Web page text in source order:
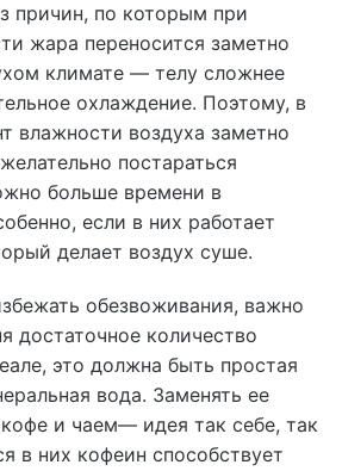
причин, по которым при
жара переносится заметно
климате — телу сложнее
охлаждение. Поэтому, в
влажности воздуха заметно
постараться
больше времени в
если в них работает
делает воздух суше.
обезвоживания, важно
достаточное количество
это должна быть простая
вода. Заменять ее
и чаем— идея так себе, так
в них кофеин способствует